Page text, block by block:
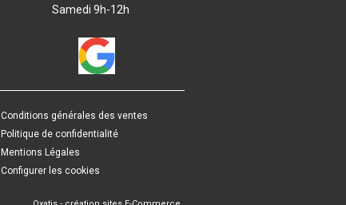
Samedi 9h-12h
Conditions générales des ventes
Politique de confidentialité
Mentions Légales
Configurer les cookies